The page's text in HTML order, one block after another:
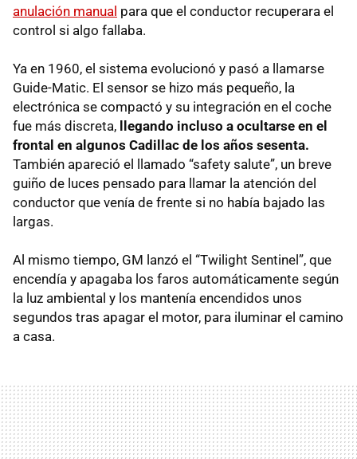
anulación manual para que el conductor recuperara el
control si algo fallaba.
Ya en 1960, el sistema evolucionó y pasó a llamarse
Guide-Matic. El sensor se hizo más pequeño, la
electrónica se compactó y su integración en el coche
fue más discreta,
llegando incluso a ocultarse en el
frontal en algunos Cadillac de los años sesenta.
También apareció el llamado “safety salute”, un breve
guiño de luces pensado para llamar la atención del
conductor que venía de frente si no había bajado las
largas.
Al mismo tiempo, GM lanzó el “Twilight Sentinel”, que
encendía y apagaba los faros automáticamente según
la luz ambiental y los mantenía encendidos unos
segundos tras apagar el motor, para iluminar el camino
a casa.